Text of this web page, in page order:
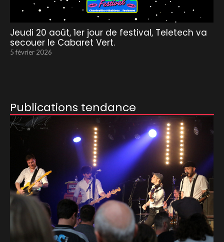
Jeudi 20 août, 1er jour de festival, Teletech va
secouer le Cabaret Vert.
5 février 2026
Publications tendance